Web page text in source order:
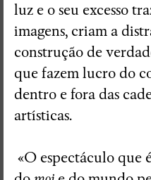
luz e o seu excesso
imagens, criam a
construção de
que fazem lucro do
dentro e fora das
artísticas.
«O espectáculo que